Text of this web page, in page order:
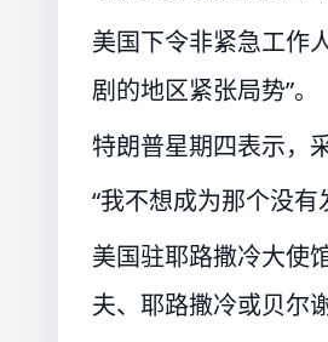
美国下令非紧急工作
剧的地区紧张局势”。
特朗普星期四表示，
“我不想成为那个没有
美国驻耶路撒冷大使
夫、耶路撒冷或贝尔